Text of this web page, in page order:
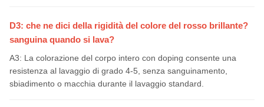
D3: che ne dici della rigidità del colore del rosso brillante?
sanguina quando si lava?
A3: La colorazione del corpo intero con doping consente una
resistenza al lavaggio di grado 4-5, senza sanguinamento,
sbiadimento o macchia durante il lavaggio standard.